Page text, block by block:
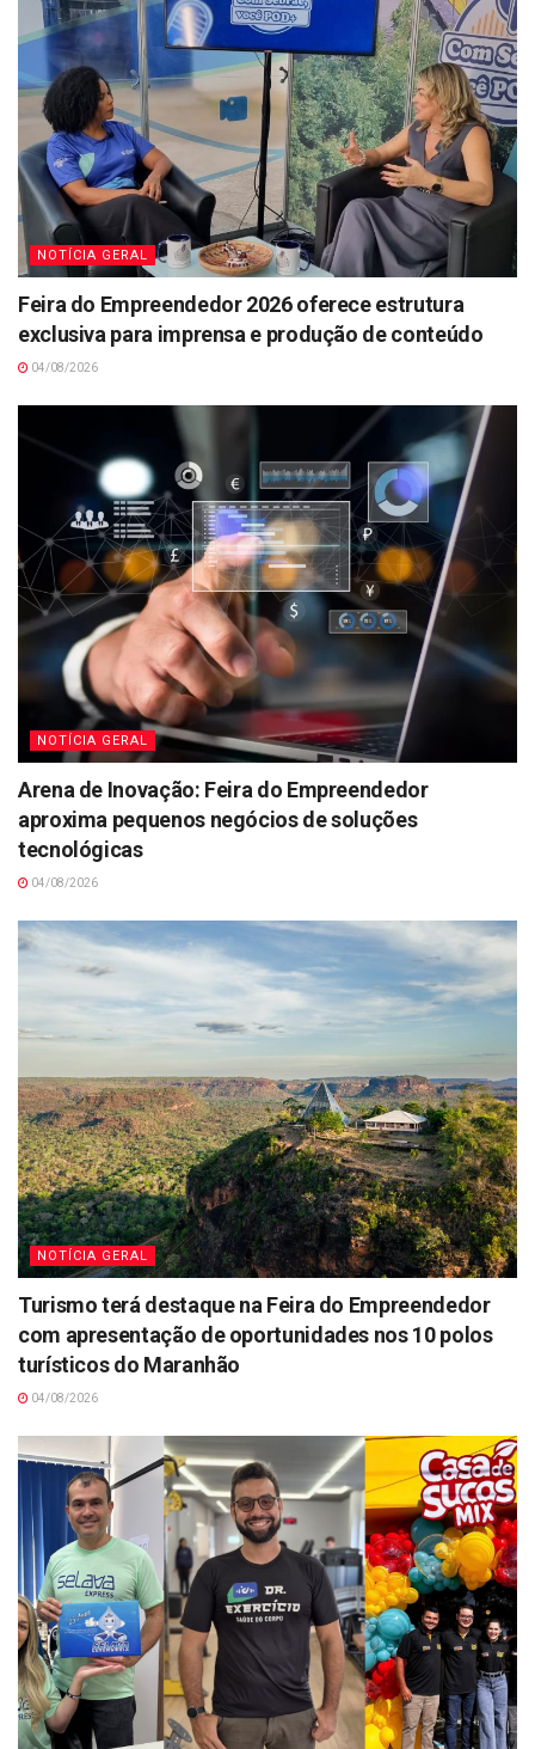
NOTÍCIA GERAL
Feira do Empreendedor 2026 oferece estrutura
exclusiva para imprensa e produção de conteúdo
04/08/2026
NOTÍCIA GERAL
Arena de Inovação: Feira do Empreendedor
aproxima pequenos negócios de soluções
tecnológicas
04/08/2026
NOTÍCIA GERAL
Turismo terá destaque na Feira do Empreendedor
com apresentação de oportunidades nos 10 polos
turísticos do Maranhão
04/08/2026